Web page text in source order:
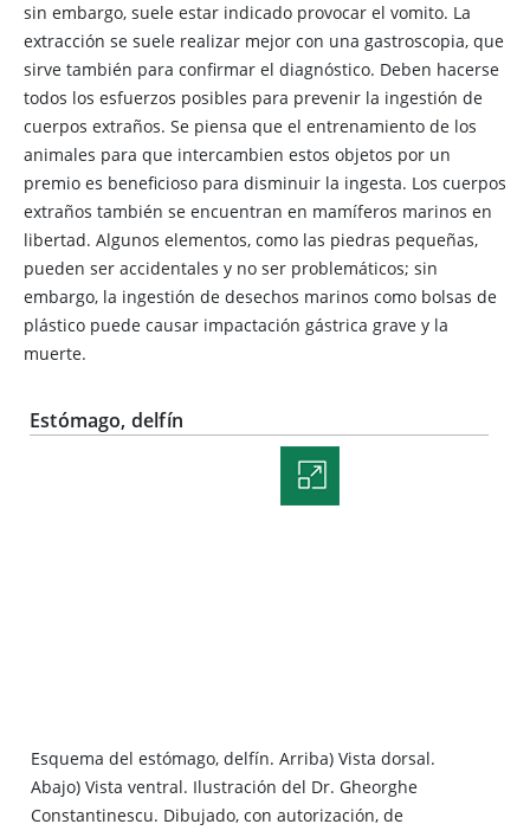
sin embargo, suele estar indicado provocar el vomito. La
extracción se suele realizar mejor con una gastroscopia, que
sirve también para confirmar el diagnóstico. Deben hacerse
todos los esfuerzos posibles para prevenir la ingestión de
cuerpos extraños. Se piensa que el entrenamiento de los
animales para que intercambien estos objetos por un
premio es beneficioso para disminuir la ingesta. Los cuerpos
extraños también se encuentran en mamíferos marinos en
libertad. Algunos elementos, como las piedras pequeñas,
pueden ser accidentales y no ser problemáticos; sin
embargo, la ingestión de desechos marinos como bolsas de
plástico puede causar impactación gástrica grave y la
muerte.
Estómago, delfín
Esquema del estómago, delfín. Arriba) Vista dorsal.
Abajo) Vista ventral. Ilustración del Dr. Gheorghe
Constantinescu. Dibujado, con autorización, de